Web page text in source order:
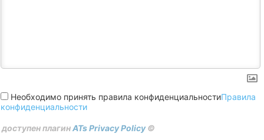
Необходимо принять правила конфиденциальностиПравила
конфиденциальности
доступен плагинATs Privacy Policy©